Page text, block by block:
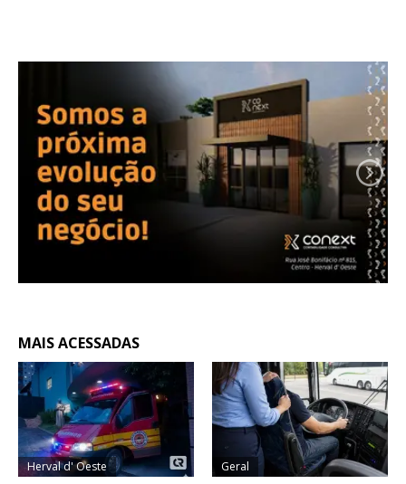
MAIS ACESSADAS
Herval d' Oeste Geral